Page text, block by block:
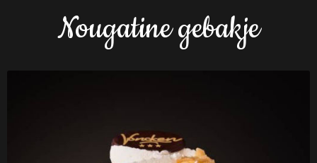
Nougatine gebakje